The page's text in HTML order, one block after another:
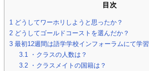
目次
1 どうしてワーホリしようと思ったか？
2 どうしてゴールドコーストを選んだか？
3 最初12週間は語学学校インフォーラムにて学習
3.1
・クラスの人数は？
3.2 ・クラスメイトの国籍は？